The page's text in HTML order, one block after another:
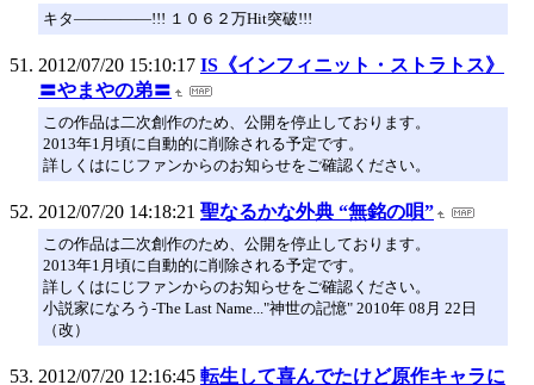
キタ―――――!!! １０６２万Hit突破!!!
2012/07/20 15:10:17 IS《インフィニット・ストラトス》
〓やまやの弟〓
この作品は二次創作のため、公開を停止しております。
2013年1月頃に自動的に削除される予定です。
詳しくはにじファンからのお知らせをご確認ください。
2012/07/20 14:18:21 聖なるかな外典 “無銘の唄”
この作品は二次創作のため、公開を停止しております。
2013年1月頃に自動的に削除される予定です。
詳しくはにじファンからのお知らせをご確認ください。
小説家になろう-The Last Name..."神世の記憶" 2010年 08月 22日
（改）
2012/07/20 12:16:45 転生して喜んでたけど原作キャラに